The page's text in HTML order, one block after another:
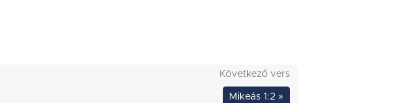
Következő vers
Mikeás 1:2 »